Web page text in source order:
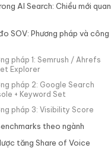
AI Search: Chiều mới quan
SOV: Phương pháp và công
pháp 1: Semrush / Ahrefs
Explorer
pháp 2: Google Search
+ Keyword Set
pháp 3: Visibility Score
theo ngành
tăng Share of Voice